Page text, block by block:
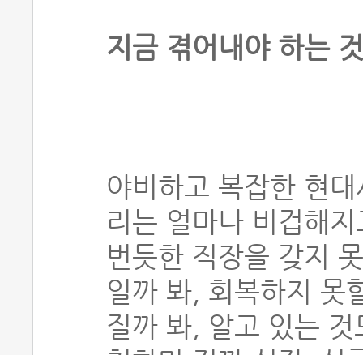
지금 겪어내야 하는
야비하고 복잡한 현
리는 얼마나 비겁해
번듯한 직장을 갖지
일까 봐, 회복하지 못
질까 봐, 알고 있는